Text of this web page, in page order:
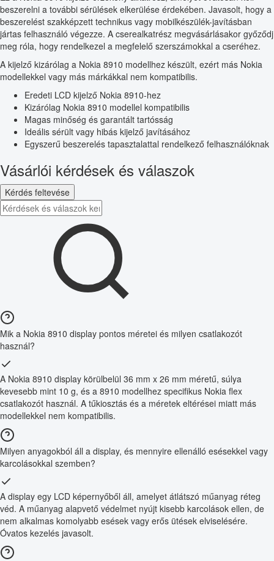
beszerelni a további sérülések elkerülése érdekében. Javasolt, hogy a
beszerelést szakképzett technikus vagy mobilkészülék-javításban
jártas felhasználó végezze. A cserealkatrész megvásárlásakor győződj
meg róla, hogy rendelkezel a megfelelő szerszámokkal a cseréhez.
A kijelző kizárólag a Nokia 8910 modellhez készült, ezért más Nokia
modellekkel vagy más márkákkal nem kompatibilis.
Eredeti LCD kijelző Nokia 8910-hez
Kizárólag Nokia 8910 modellel kompatibilis
Magas minőség és garantált tartósság
Ideális sérült vagy hibás kijelző javításához
Egyszerű beszerelés tapasztalattal rendelkező felhasználóknak
Vásárlói kérdések és válaszok
Kérdés feltevése
Mik a Nokia 8910 display pontos méretei és milyen csatlakozót
használ?
A Nokia 8910 display körülbelül 36 mm x 26 mm méretű, súlya
kevesebb mint 10 g, és a 8910 modellhez specifikus Nokia flex
csatlakozót használ. A tűkiosztás és a méretek eltérései miatt más
modellekkel nem kompatibilis.
Milyen anyagokból áll a display, és mennyire ellenálló esésekkel vagy
karcolásokkal szemben?
A display egy LCD képernyőből áll, amelyet átlátszó műanyag réteg
véd. A műanyag alapvető védelmet nyújt kisebb karcolások ellen, de
nem alkalmas komolyabb esések vagy erős ütések elviselésére.
Óvatos kezelés javasolt.